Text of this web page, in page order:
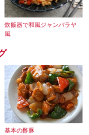
炊飯器で和風ジャンバラヤ
風
基本の酢豚